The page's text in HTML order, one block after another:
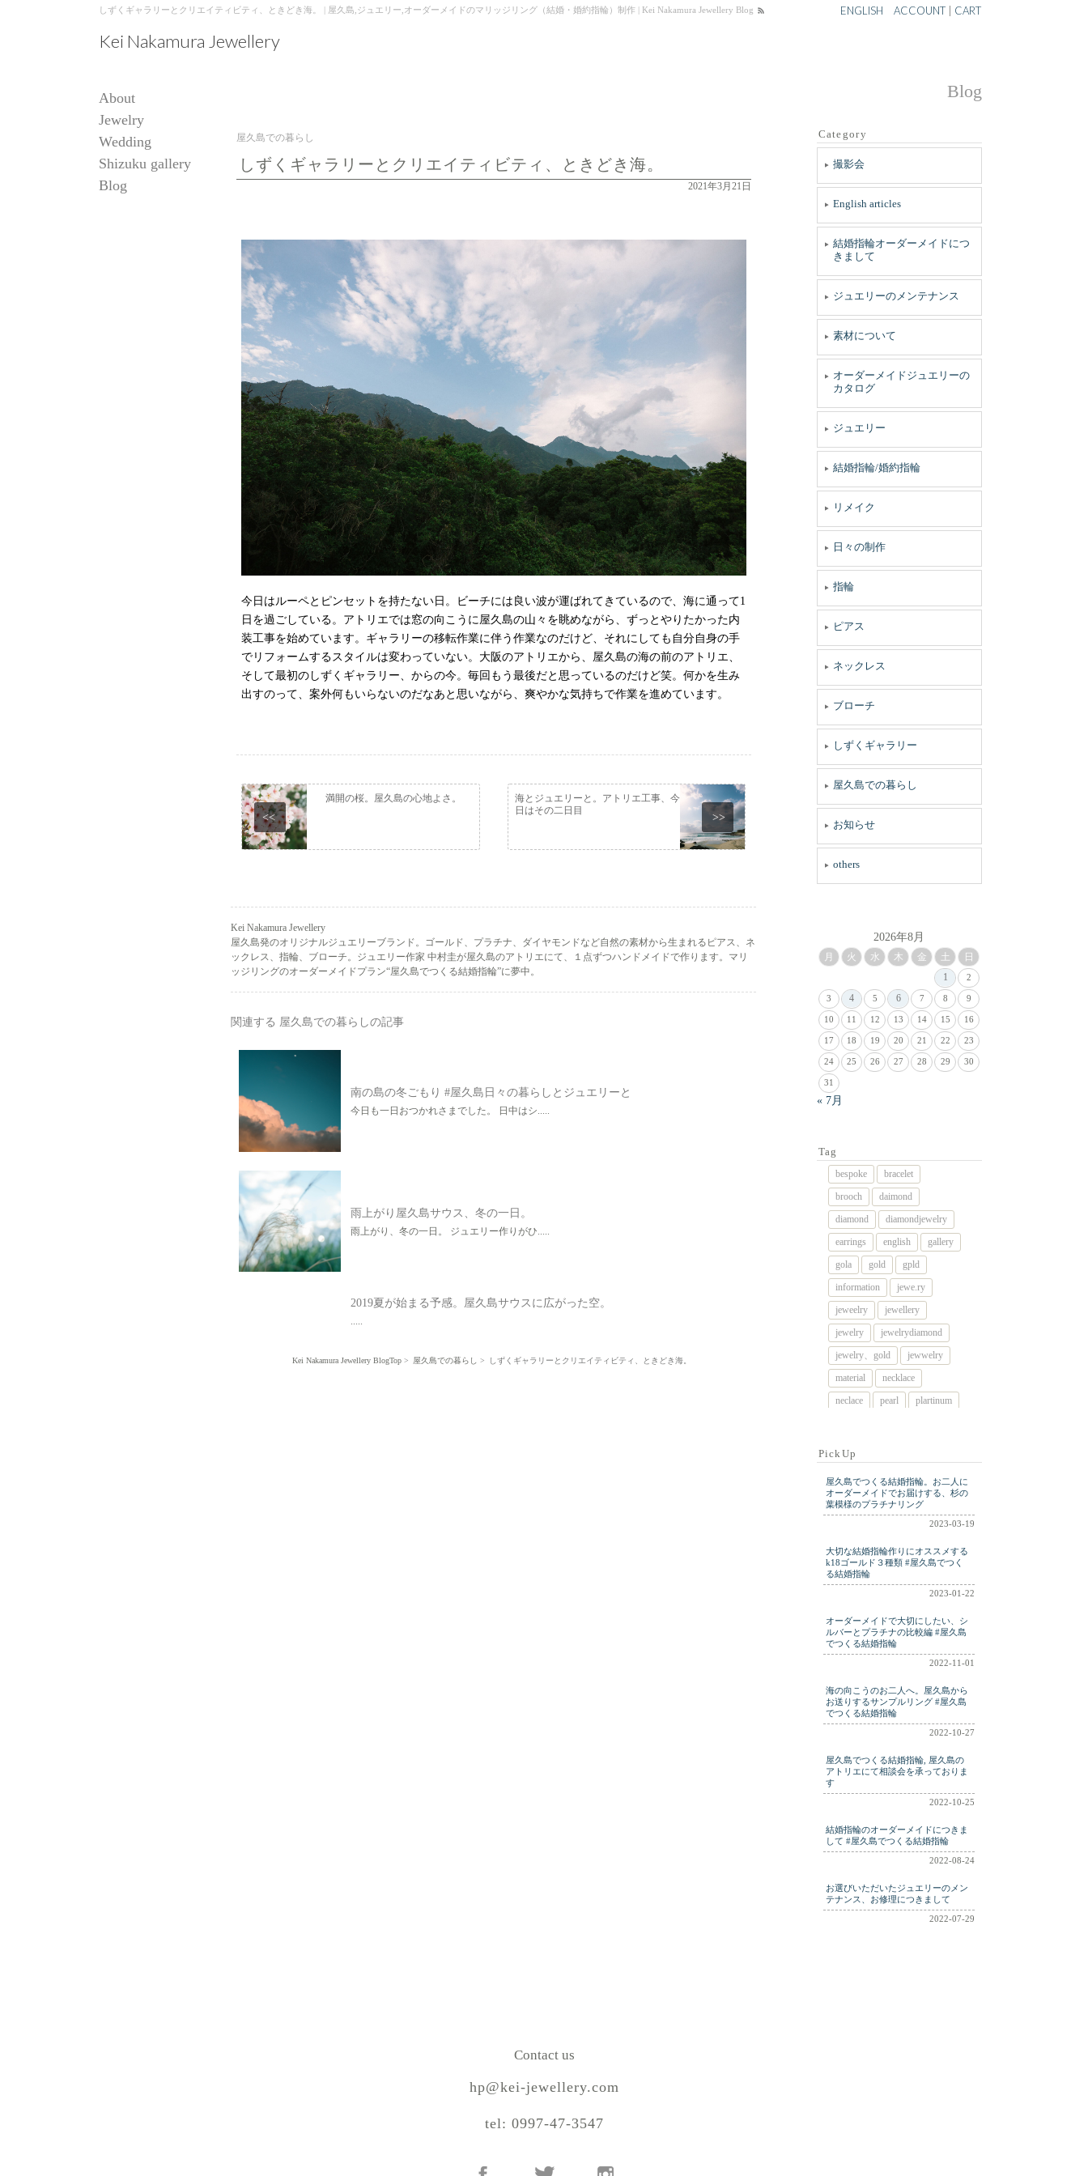
しずくギャラリーとクリエイティビティ、ときどき海。 | 屋久島,ジュエリー,オーダーメイドのマリッジリング（結婚・婚約指輪）制作 | Kei Nakamura Jewellery Blog
Kei Nakamura Jewellery
ENGLISH ACCOUNT CART
About
Jewelry
Wedding
Shizuku gallery
Blog
Blog
屋久島での暮らし
しずくギャラリーとクリエイティビティ、ときどき海。
2021年3月21日
今日はルーペとピンセットを持たない日。ビーチには良い波が運ばれてきているので、海に通って1
日を過ごしている。アトリエでは窓の向こうに屋久島の山々を眺めながら、ずっとやりたかった内
装工事を始めています。ギャラリーの移転作業に伴う作業なのだけど、それにしても自分自身の手
でリフォームするスタイルは変わっていない。大阪のアトリエから、屋久島の海の前のアトリエ、
そして最初のしずくギャラリー、からの今。毎回もう最後だと思っているのだけど笑。何かを生み
出すのって、案外何もいらないのだなあと思いながら、爽やかな気持ちで作業を進めています。
<<
満開の桜。屋久島の心地よさ。
>>
海とジュエリーと。アトリエ工事、今
日はその二日目
Kei Nakamura Jewellery
屋久島発のオリジナルジュエリーブランド。ゴールド、プラチナ、ダイヤモンドなど自然の素材から生まれるピアス、ネ
ックレス、指輪、ブローチ。ジュエリー作家 中村圭が屋久島のアトリエにて、１点ずつハンドメイドで作ります。マリ
ッジリングのオーダーメイドプラン“屋久島でつくる結婚指輪”に夢中。
関連する 屋久島での暮らしの記事
南の島の冬ごもり #屋久島日々の暮らしとジュエリーと
今日も一日おつかれさまでした。 日中はシ.....
雨上がり屋久島サウス、冬の一日。
雨上がり、冬の一日。 ジュエリー作りがひ.....
2019夏が始まる予感。屋久島サウスに広がった空。
.....
Kei Nakamura Jewellery BlogTop 屋久島での暮らし しずくギャラリーとクリエイティビティ、ときどき海。
Category
撮影会
English articles
結婚指輪オーダーメイドにつ
きまして
ジュエリーのメンテナンス
素材について
オーダーメイドジュエリーの
カタログ
ジュエリー
結婚指輪/婚約指輪
リメイク
日々の制作
指輪
ピアス
ネックレス
ブローチ
しずくギャラリー
屋久島での暮らし
お知らせ
others
2026年8月
月 火 水 木 金 土
日
1
2
3 4 5 6 7 8 9
10 11 12 13 14 15 16
17 18 19 20 21 22 23
24 25 26 27 28 29 30
31
« 7月
Tag
bespoke
bracelet
brooch
daimond
diamond
diamondjewelry
earrings
english
gallery
gola
gold
gpld
information
jewe.ry
jeweelry
jewellery
jewelry
jewelrydiamond
jewelry、gold
jewwelry
material
necklace
neclace
pearl
plartinum
shell
silver
wdding
weddig
wedding
yakushima
PickUp
屋久島でつくる結婚指輪。お二人に
オーダーメイドでお届けする、杉の
葉模様のプラチナリング
2023-03-19
大切な結婚指輪作りにオススメする
k18ゴールド３種類 #屋久島でつく
る結婚指輪
2023-01-22
オーダーメイドで大切にしたい、シ
ルバーとプラチナの比較編 #屋久島
でつくる結婚指輪
2022-11-01
海の向こうのお二人へ。屋久島から
お送りするサンプルリング #屋久島
でつくる結婚指輪
2022-10-27
屋久島でつくる結婚指輪, 屋久島の
アトリエにて相談会を承っておりま
す
2022-10-25
結婚指輪のオーダーメイドにつきま
して #屋久島でつくる結婚指輪
2022-08-24
お選びいただいたジュエリーのメン
テナンス、お修理につきまして
2022-07-29
Contact us
hp@kei-jewellery.com
tel: 0997-47-3547